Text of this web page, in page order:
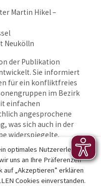
Martin Hikel –
Neukölln
der Publikation
Sie informiert
für ein konfliktfreies
im Bezirk
einfachen
angesprochene
was sich auch in der
widerspiegelte.
in Einfacher Sprache:
der Text mittels
gestaltet, um
optimales Nutzererlebnis
uns an Ihre Präferenzen
auf „Akzeptieren” erklären
Cookies einverstanden.